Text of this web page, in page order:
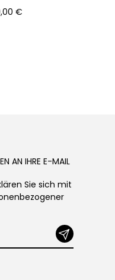
€
AN IHRE E-MAIL
Sie sich mit